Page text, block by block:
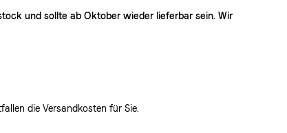
und sollte ab Oktober wieder lieferbar sein. Wir
die Versandkosten für Sie.